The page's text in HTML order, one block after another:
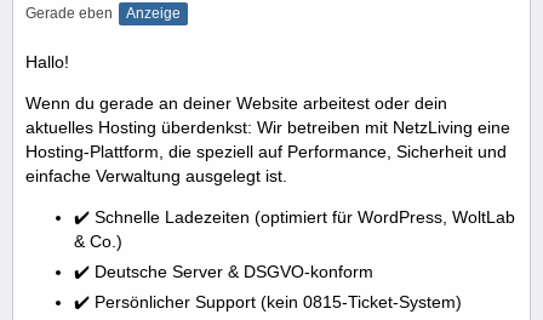
Gerade eben Anzeige
Hallo!
Wenn du gerade an deiner Website arbeitest oder dein
aktuelles Hosting überdenkst: Wir betreiben mit NetzLiving eine
Hosting-Plattform, die speziell auf Performance, Sicherheit und
einfache Verwaltung ausgelegt ist.
✔️ Schnelle Ladezeiten (optimiert für WordPress, WoltLab
& Co.)
✔️ Deutsche Server & DSGVO-konform
✔️ Persönlicher Support (kein 0815-Ticket-System)